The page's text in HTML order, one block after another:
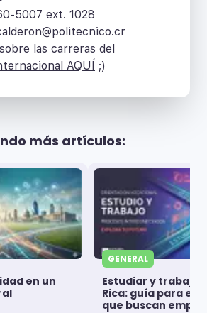
5007 ext. 1028
las carreras del
AQUÍ ;)
más artículos:
en un
GENERAL
Estudiar y trabajar
Rica: guía para
que buscan